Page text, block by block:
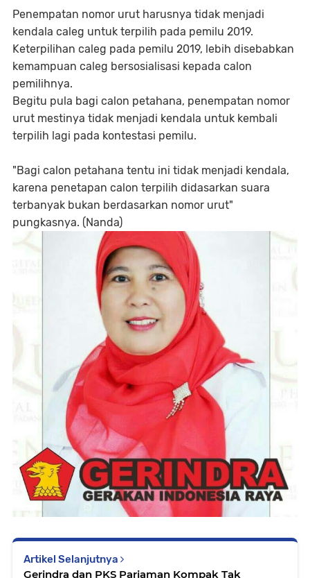
Penempatan nomor urut harusnya tidak menjadi
kendala caleg untuk terpilih pada pemilu 2019.
Keterpilihan caleg pada pemilu 2019, lebih disebabkan
kemampuan caleg bersosialisasi kepada calon
pemilihnya.
Begitu pula bagi calon petahana, penempatan nomor
urut mestinya tidak menjadi kendala untuk kembali
terpilih lagi pada kontestasi pemilu.
"Bagi calon petahana tentu ini tidak menjadi kendala,
karena penetapan calon terpilih didasarkan suara
terbanyak bukan berdasarkan nomor urut"
pungkasnya. (Nanda)
Artikel Selanjutnya
Gerindra dan PKS Pariaman Kompak Tak